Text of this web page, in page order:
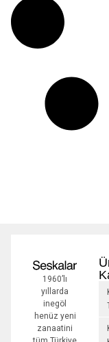
1960’lı
yıllarda
inegöl
henüz yeni
zanaatini